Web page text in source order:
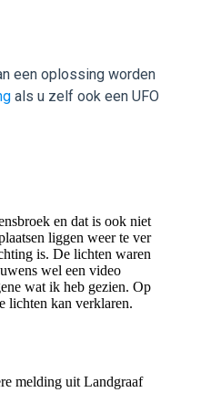
een oplossing worden
als u zelf ook een UFO